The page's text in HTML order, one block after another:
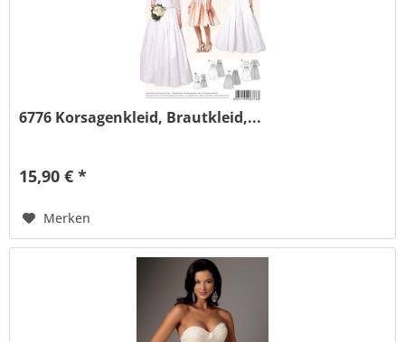
6776 Korsagenkleid, Brautkleid,...
15,90 € *
Merken